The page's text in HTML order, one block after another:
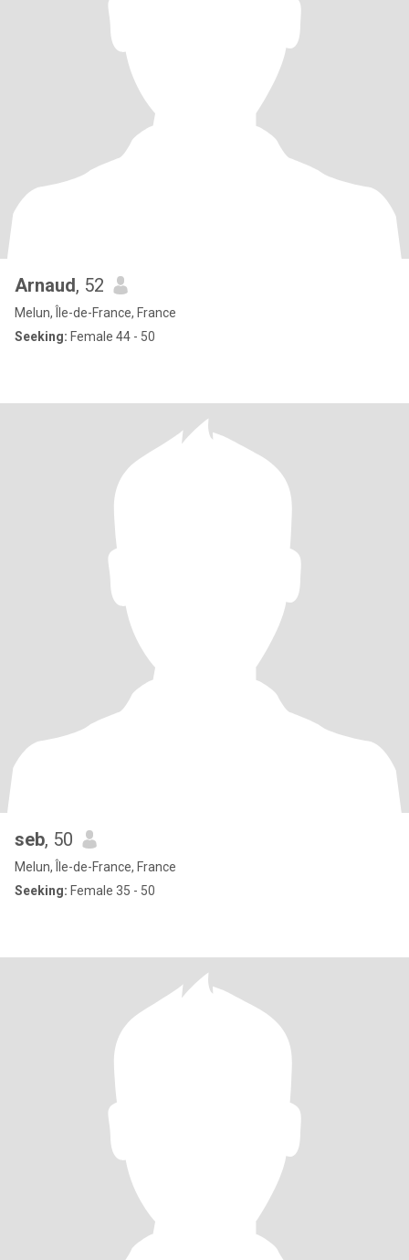
Arnaud, 52
Melun, Île-de-France, France
Seeking: Female 44 - 50
seb, 50
Melun, Île-de-France, France
Seeking: Female 35 - 50